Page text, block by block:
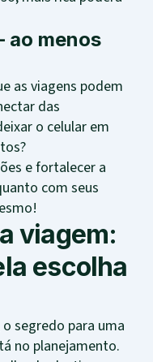
menos
as viagens podem
das
o celular em
e fortalecer a
com seus
viagem:
escolha
segredo para uma
no planejamento.